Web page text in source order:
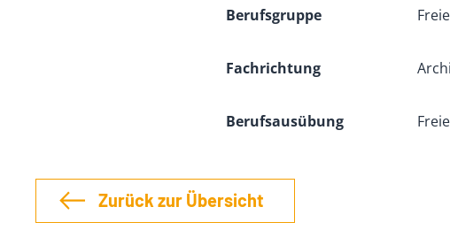
Berufsgruppe
Fachrichtung
Berufsausübung
Zurück zur Übersicht